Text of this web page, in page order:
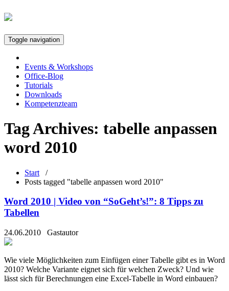
Toggle navigation
Events & Workshops
Office-Blog
Tutorials
Downloads
Kompetenzteam
Tag Archives: tabelle anpassen
word 2010
Start /
Posts tagged "tabelle anpassen word 2010"
Word 2010 | Video von “SoGeht’s!”: 8 Tipps zu
Tabellen
24.06.2010 Gastautor
Wie viele Möglichkeiten zum Einfügen einer Tabelle gibt es in Word
2010? Welche Variante eignet sich für welchen Zweck? Und wie
lässt sich für Berechnungen eine Excel-Tabelle in Word einbauen?